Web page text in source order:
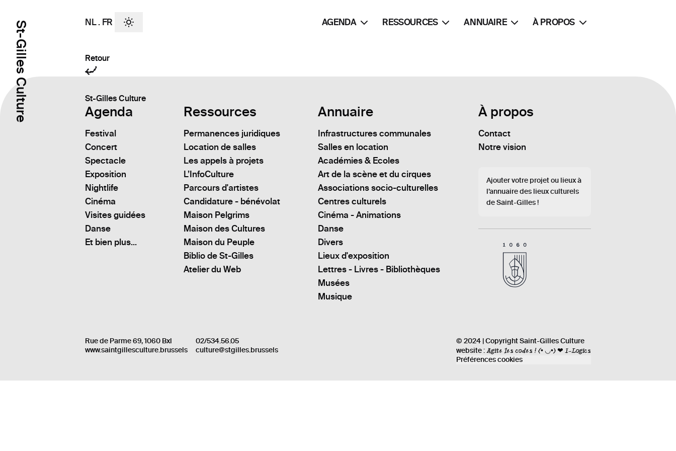
St-Gilles Culture NL . FR AGENDA RESSOURCES ANNUAIRE À PROPOS
Retour
St-Gilles Culture
Agenda
Festival
Concert
Spectacle
Exposition
Nightlife
Cinéma
Visites guidées
Danse
Et bien plus...
Ressources
Permanences juridiques
Location de salles
Les appels à projets
L’InfoCulture
Parcours d'artistes
Candidature - bénévolat
Maison Pelgrims
Maison des Cultures
Maison du Peuple
Biblio de St-Gilles
Atelier du Web
Annuaire
Infrastructures communales
Salles en location
Académies & Ecoles
Art de la scène et du cirques
Associations socio-culturelles
Centres culturels
Cinéma - Animations
Danse
Divers
Lieux d'exposition
Lettres - Livres - Bibliothèques
Musées
Musique
À propos
Contact
Notre vision
Ajouter votre projet ou lieux à
l’annuaire des lieux culturels
de Saint-Gilles !
Rue de Parme 69, 1060 Bxl
www.saintgillesculture.brussels
02/534.56.05
culture@stgilles.brussels
© 2024 | Copyright Saint-Gilles Culture
website :Agite les codes ! (• ◡•) ❤ I-Logics
Préférences cookies